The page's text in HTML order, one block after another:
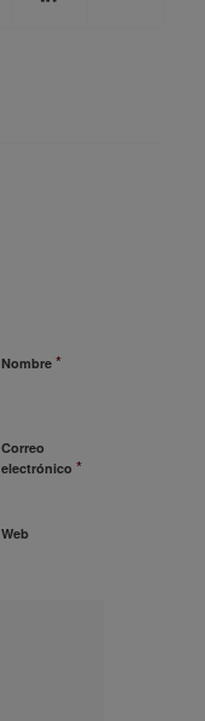
Nombre *
Correo
electrónico *
Web